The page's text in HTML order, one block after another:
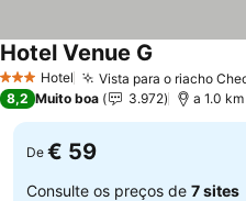
3 EstrelasHotel Vista para o riacho
Hotel Venue G
8,2 Muito boa 3.972 a 1.0
De € 59
Consulte os preços de 7 sites